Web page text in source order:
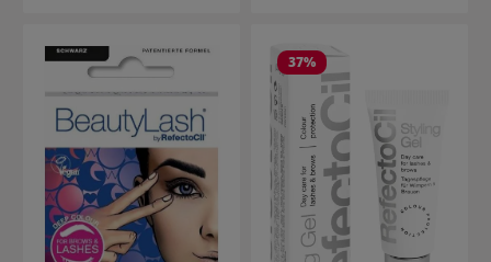
37%